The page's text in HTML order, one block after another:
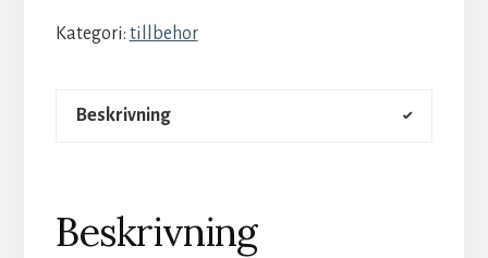
Kategori: tillbehor
Beskrivning
Beskrivning